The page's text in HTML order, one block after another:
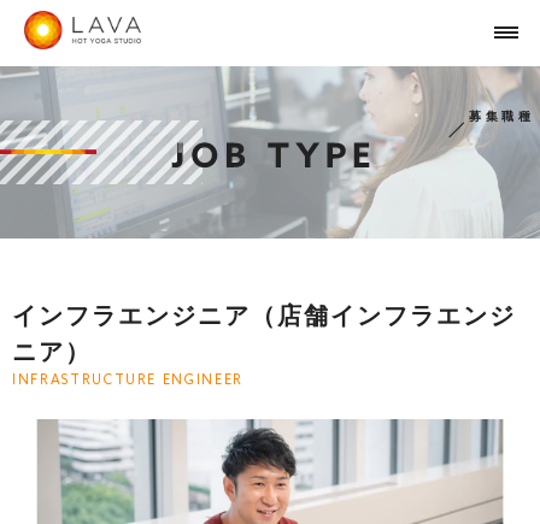
募集職種
インフラエンジニア（店舗インフラエンジ
ニア）
INFRASTRUCTURE ENGINEER